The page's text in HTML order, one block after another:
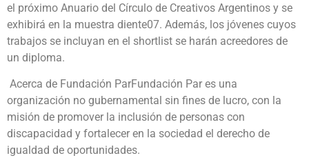
el próximo Anuario del Círculo de Creativos Argentinos y se
exhibirá en la muestra diente07. Además, los jóvenes cuyos
trabajos se incluyan en el shortlist se harán acreedores de
un diploma.
Acerca de Fundación ParFundación Par es una
organización no gubernamental sin fines de lucro, con la
misión de promover la inclusión de personas con
discapacidad y fortalecer en la sociedad el derecho de
igualdad de oportunidades.